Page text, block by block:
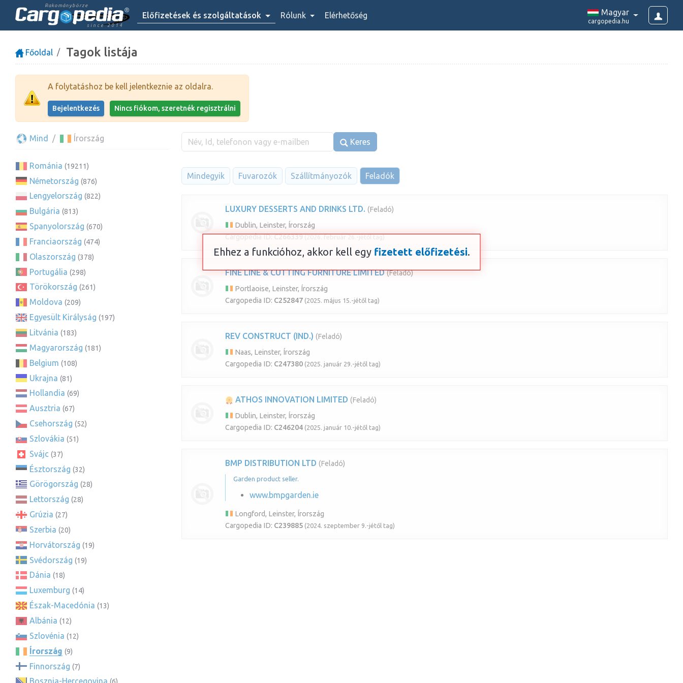
Rakománybörze
since 2014
Előfizetések és szolgáltatások Rólunk Elérhetőség Magyar
cargopedia.hu
Főoldal Tagok listája
A folytatáshoz be kell jelentkeznie az oldalra.
Bejelentkezés Nincs fiókom, szeretnék regisztrálni
Mind Írország
Románia (19211)
Németország (876)
Lengyelország (822)
Bulgária (813)
Spanyolország (670)
Franciaország (474)
Olaszország (378)
Portugália (298)
Törökország (261)
Moldova (209)
Egyesült Királyság (197)
Litvánia (183)
Magyarország (181)
Belgium (108)
Ukrajna (81)
Hollandia (69)
Ausztria (67)
Csehország (52)
Szlovákia (51)
Svájc (37)
Észtország (32)
Görögország (28)
Lettország (28)
Grúzia (27)
Szerbia (20)
Horvátország (19)
Svédország (19)
Dánia (18)
Luxemburg (14)
Észak-Macedónia (13)
Albánia (12)
Szlovénia (12)
Írország (9)
Finnország (7)
Bosznia-Hercegovina
Keres
Mindegyik Fuvarozók Szállítmányozók Feladók
LUXURY DESSERTS AND DRINKS LTD. (Feladó)
Dublin, Leinster, Írország
Cargopedia ID:C266339 (2026. február 26.-jétől tag)
FINE LINE & CUTTING FURNITURE LIMITED (Feladó)
Portlaoise, Leinster, Írország
Cargopedia ID: C252847 (2025. május 15.-jétől tag)
REV CONSTRUCT (IND.) (Feladó)
Naas, Leinster, Írország
Cargopedia ID: C247380 (2025. január 29.-jétől tag)
ATHOS INNOVATION LIMITED (Feladó)
Dublin, Leinster, Írország
Cargopedia ID: C246204 (2025. január 10.-jétől tag)
BMP DISTRIBUTION LTD (Feladó)
Garden product seller.
www.bmpgarden.ie
Longford, Leinster, Írország
Cargopedia ID: C239885 (2024. szeptember 9.-jétől tag)
Ehhez a funkcióhoz, akkor kell egy fizetett előfizetési.